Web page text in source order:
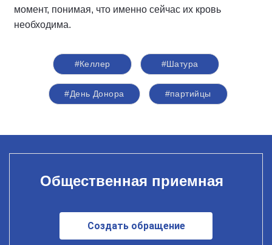
момент, понимая, что именно сейчас их кровь
необходима.
#Келлер #Шатура
#День Донора #партийцы
Общественная приемная
Создать обращение